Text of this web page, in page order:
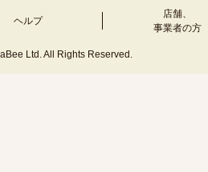
ヘルプ
店舗、
事業者の方
Ltd. All Rights Reserved.